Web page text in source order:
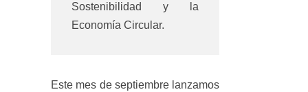
Sostenibilidad y la
Economía Circular.
Este mes de septiembre lanzamos